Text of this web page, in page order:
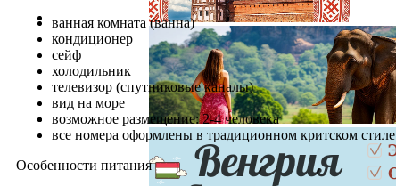
ванная комната (ванна)
кондиционер
сейф
холодильник
телевизор (спутниковые каналы)
вид на море
возможное размещение: 2-4 человека
все номера оформлены в традиционном критском стиле
Особенности питания